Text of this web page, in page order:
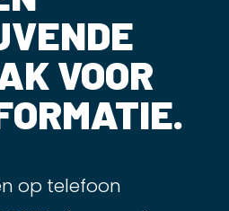
VOOR
op telefoon